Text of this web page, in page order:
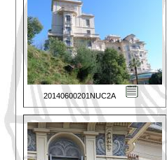
20140600201NUC2A